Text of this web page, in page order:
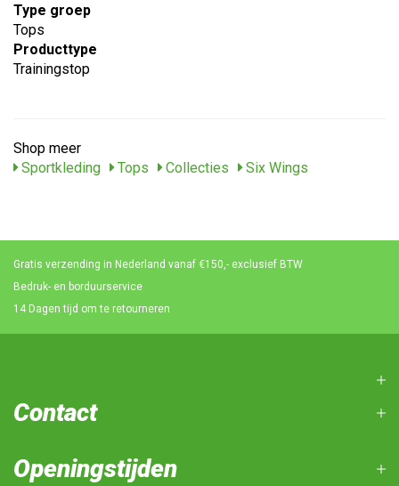
Type groep
Tops
Producttype
Trainingstop
Shop meer
Sportkleding
Tops Collecties Six Wings
Gratis verzending in Nederland vanaf €150,- exclusief BTW
Bedruk- en borduurservice
14 Dagen tijd om te retourneren
Contact
Openingstijden